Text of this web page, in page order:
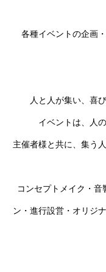
各種イベントの企画
人と人が集い、喜
イベントは、人
主催者様と共に、集う
コンセプトメイク・
ン・進行設営・オリジ